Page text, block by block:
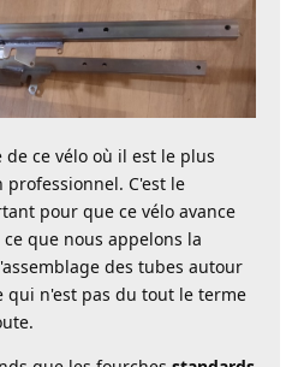
ce vélo où il est le plus
C'est le
pour que ce vélo avance
que nous appelons la
des tubes autour
qui n'est pas du tout le terme